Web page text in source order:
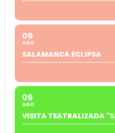
09
AGO
SALAMANCA ECLIPSA
09
AGO
VISITA TEATRALIZADA